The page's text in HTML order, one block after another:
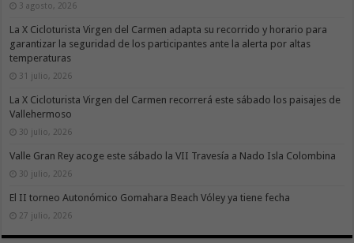
3 agosto, 2026
La X Cicloturista Virgen del Carmen adapta su recorrido y horario para
garantizar la seguridad de los participantes ante la alerta por altas
temperaturas
31 julio, 2026
La X Cicloturista Virgen del Carmen recorrerá este sábado los paisajes de
Vallehermoso
30 julio, 2026
Valle Gran Rey acoge este sábado la VII Travesía a Nado Isla Colombina
30 julio, 2026
El II torneo Autonómico Gomahara Beach Vóley ya tiene fecha
27 julio, 2026